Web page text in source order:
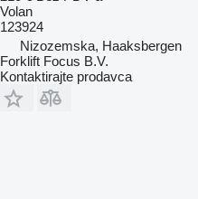
Volan
123924
Nizozemska, Haaksbergen
Forklift Focus B.V.
Kontaktirajte prodavca